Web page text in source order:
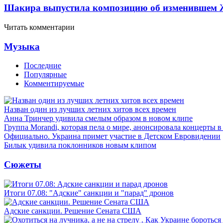
Шакира выпустила композицию об изменившем
Читать комментарии
Музыка
Последние
Популярные
Комментируемые
Назван один из лучших летних хитов всех времен
Анна Тринчер удивила смелым образом в новом клипе
Группа Morandi, которая пела о мире, анонсировала концерты
Официально. Украина примет участие в Детском Евровидении
Билык удивила поклонников новым клипом
Сюжеты
Итоги 07.08: "Адские" санкции и "парад" дронов
Адские санкции. Решение Сената США